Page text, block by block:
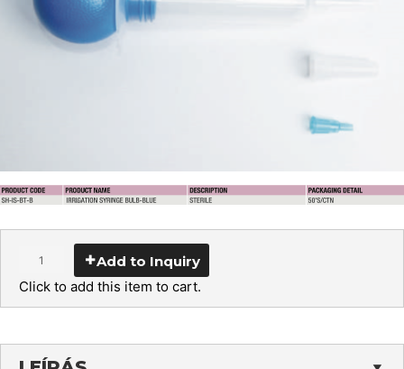
Add to Inquiry
Click to add this item to cart.